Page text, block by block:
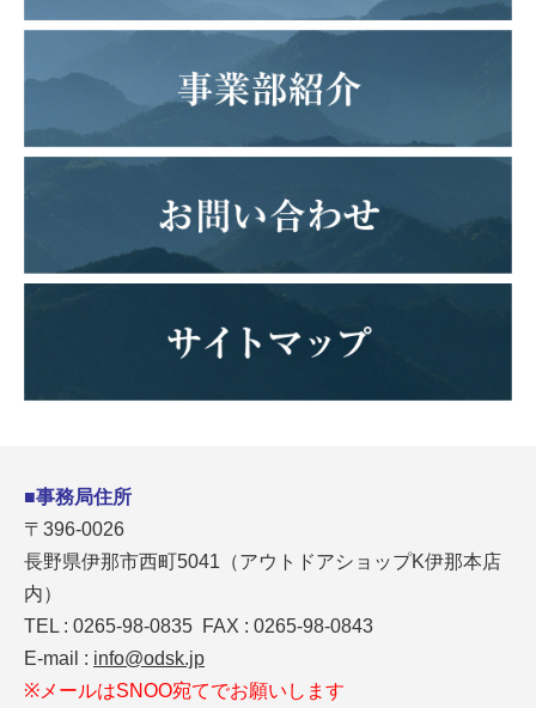
■事務局住所
〒396-0026
長野県伊那市西町5041（アウトドアショップK伊那本店
内）
TEL : 0265-98-0835 FAX : 0265-98-0843
E-mail : info@odsk.jp
※メールはSNOO宛てでお願いします